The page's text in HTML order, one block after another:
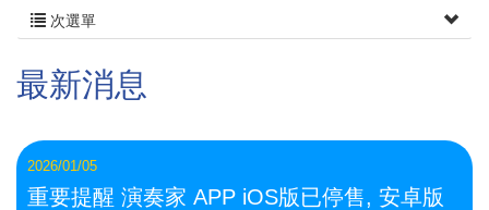
次選單
最新消息
2026/01/05
重要提醒 演奏家 APP iOS版已停售, 安卓版